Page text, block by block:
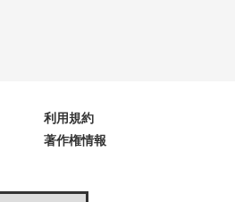
利用規約
著作権情報